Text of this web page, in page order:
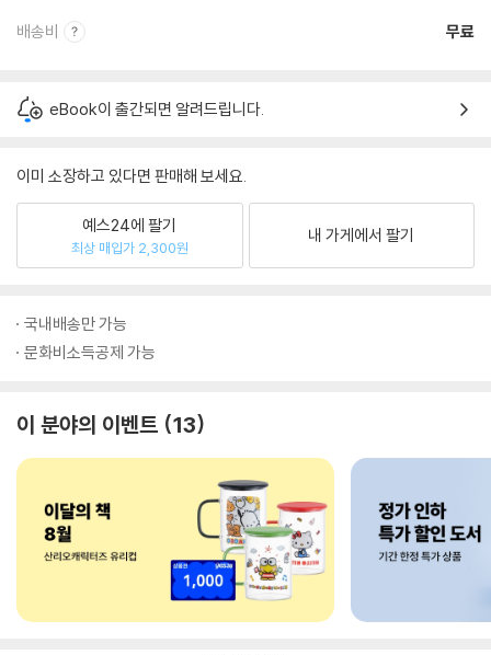
배송비 무료
eBook이 출간되면 알려드립니다.
이미 소장하고 있다면 판매해 보세요.
예스24에 팔기
최상 매입가 2,300원
내 가게에서 팔기
국내배송만 가능
문화비소득공제 가능
이 분야의 이벤트 13